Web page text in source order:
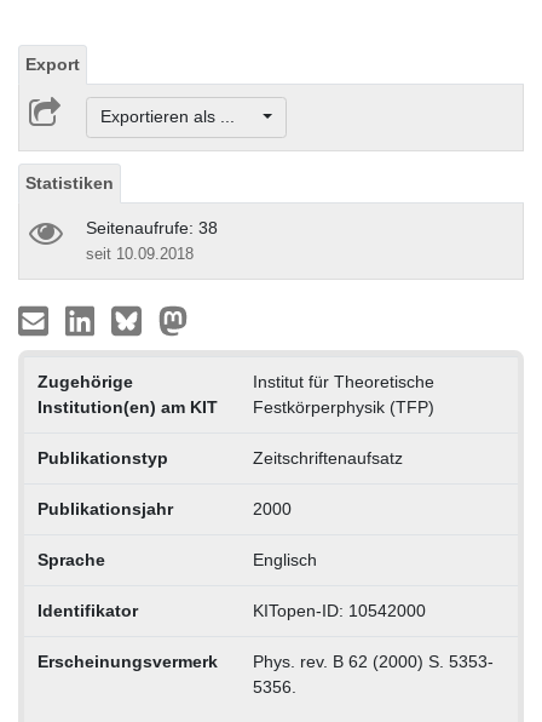
Export
Exportieren als ...
Statistiken
Seitenaufrufe: 38
seit 10.09.2018
Zugehörige
Institution(en) am KIT
Institut für Theoretische
Festkörperphysik (TFP)
Publikationstyp Zeitschriftenaufsatz
Publikationsjahr 2000
Sprache Englisch
Identifikator KITopen-ID: 10542000
Erscheinungsvermerk
Phys. rev. B 62 (2000) S. 5353-
5356.